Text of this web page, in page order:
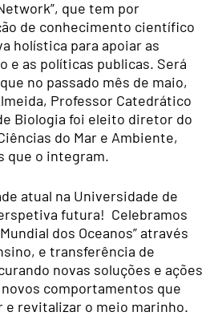
que tem por
de conhecimento científico
holística para apoiar as
e as políticas publicas. Será
no passado mês de maio,
Professor Catedrático
Biologia foi eleito diretor do
do Mar e Ambiente,
que o integram.
atual na Universidade de
futura! Celebramos
dos Oceanos” através
e transferência de
novas soluções e ações
comportamentos que
revitalizar o meio marinho.